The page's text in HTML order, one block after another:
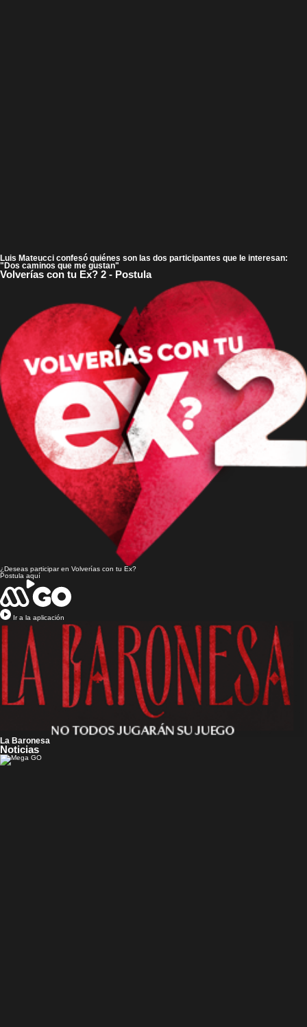
Luis Mateucci confesó quiénes son las dos participantes que le interesan:
"Dos caminos que me gustan"
Volverías con tu Ex? 2 - Postula
¿Deseas participar en Volverías con tu Ex?
Postula aquí
Ir a la aplicación
La Baronesa
Noticias